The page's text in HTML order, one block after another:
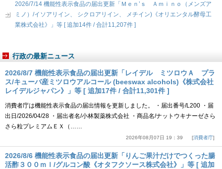
2026/7/14 機能性表示食品の届出更新「Ｍｅｎ’ｓ Ａｍｉｎｏ（メンズア
ミノ）/イソアリイン、 シクロアリイン、 メチイン)《オリエンタル酵母工
業株式会社》」等 [ 追加14件 / 合計11,207件 ]
行政の最新ニュース
2026/8/7 機能性表示食品の届出更新「レイデル ミツロウＡ プラ
ス/キューバ産ミツロウアルコール (beeswax alcohols)《株式会社
レイデルジャパン》」等 [ 追加17件 / 合計11,301件 ]
消費者庁は機能性表示食品の届出情報を更新しました。 ・届出番号/L200 ・届
出日/2026/04/28 ・届出者名/小林製薬株式会社 ・商品名/ナットウキナーゼさら
さら粒プレミアムＥＸ（……
2026年08月07日 19：39 消費者庁
2026/8/6 機能性表示食品の届出更新「りんご果汁だけでつくった腸
活酢３００ｍｌ/グルコン酸《オタフクソース株式会社》」等 [ 追加